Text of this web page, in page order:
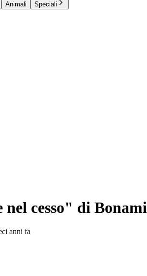
Animali
Speciali
cesso" di Bonami
anni fa